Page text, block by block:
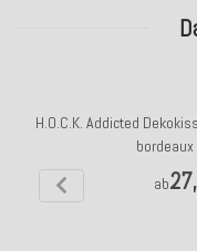
H.O.C.K. Addicted
ab